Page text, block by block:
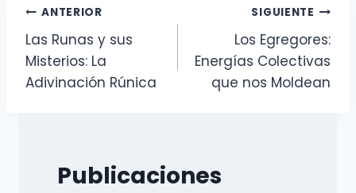
Navegación
de
entradas
ANTERIOR
Las Runas y sus
Misterios: La
Adivinación Rúnica
SIGUIENTE
Los Egregores:
Energías Colectivas
que nos Moldean
Publicaciones